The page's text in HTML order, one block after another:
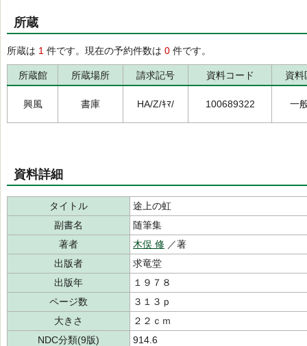
所蔵
所蔵は 1 件です。現在の予約件数は 0 件です。
所蔵館 所蔵場所 請求記号 資料コード 資料
興風 書庫 HA/Z/ｷﾏ/ 100689322 一
資料詳細
タイトル
途上の虹
副書名
随筆集
著者
木俣 修 ／著
出版者
求竜堂
出版年
１９７８
ページ数
３１３ｐ
大きさ
２２ｃｍ
NDC分類(9版)
914.6